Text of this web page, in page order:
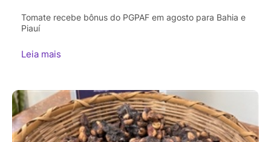
Tomate recebe bônus do PGPAF em agosto para Bahia e
Piauí
Leia mais